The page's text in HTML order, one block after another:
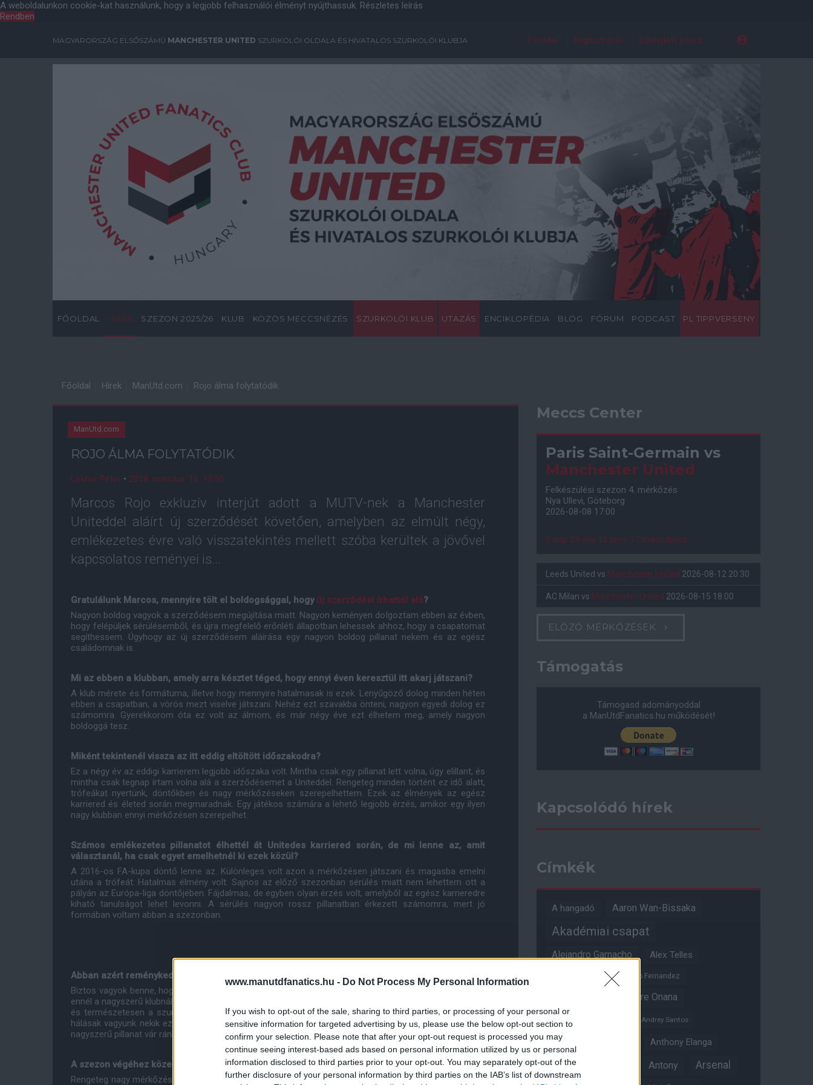
A weboldalunkon cookie-kat használunk, hogy a legjobb felhasználói élményt nyújthassuk. Részletes leírás
Rendben
www.manutdfanatics.hu - Do Not Process My Personal Information
If you wish to opt-out of the sale, sharing to third parties, or processing of your personal or
sensitive information for targeted advertising by us, please use the below opt-out section to
confirm your selection. Please note that after your opt-out request is processed you may
continue seeing interest-based ads based on personal information utilized by us or personal
information disclosed to third parties prior to your opt-out. You may separately opt-out of the
further disclosure of your personal information by third parties on the IAB’s list of downstream
MAGYARORSZÁG ELSŐSZÁMÚ MANCHESTER UNITED SZURKOLÓI OLDALA ÉS HIVATALOS SZURKOLÓI KLUBJA Főoldal Regisztráció Elfelejtett jelszó
FŐOLDAL HÍREK SZEZON 2025/26 KLUB KÖZÖS MECCSNÉZÉS SZURKOLÓI KLUB UTAZÁS ENCIKLOPÉDIA BLOG FÓRUM PODCAST PL TIPPVERSENY
Főoldal Hírek ManUtd.com Rojo álma folytatódik
ManUtd.com
ROJO ÁLMA FOLYTATÓDIK
Lakner Péter • 2018. március. 16. 15:50
Marcos Rojo exkluzív interjút adott a MUTV-nek a Manchester
Uniteddel aláírt új szerződését követően, amelyben az elmúlt négy,
emlékezetes évre való visszatekintés mellett szóba kerültek a jövővel
kapcsolatos reményei is...
Gratulálunk Marcos, mennyire tölt el boldogsággal, hogy új szerződést írhattál alá?
Nagyon boldog vagyok a szerződésem megújítása miatt. Nagyon keményen dolgoztam ebben az évben,
hogy felépüljek sérülésemből, és újra megfelelő erőnléti állapotban lehessek ahhoz, hogy a csapatomat
segíthessem. Úgyhogy az új szerződésem aláírása egy nagyon boldog pillanat nekem és az egész
családomnak is.
Mi az ebben a klubban, amely arra késztet téged, hogy ennyi éven keresztül itt akarj játszani?
A klub mérete és formátuma, illetve hogy mennyire hatalmasak is ezek. Lenyűgöző dolog minden héten
ebben a csapatban, a vörös mezt viselve játszani. Nehéz ezt szavakba önteni, nagyon egyedi dolog ez
számomra. Gyerekkorom óta ez volt az álmom, és már négy éve ezt élhetem meg, amely nagyon
boldoggá tesz.
Miként tekintenél vissza az itt eddig eltöltött időszakodra?
Ez a négy év az eddigi karrierem legjobb időszaka volt. Mintha csak egy pillanat lett volna, úgy elillant, és
mintha csak tegnap írtam volna alá a szerződésemet a Uniteddel. Rengeteg minden történt ez idő alatt,
trófeákat nyertünk, döntőkben és nagy mérkőzéseken szerepelhettem. Ezek az élmények az egész
karriered és életed során megmaradnak. Egy játékos számára a lehető legjobb érzés, amikor egy ilyen
nagy klubban ennyi mérkőzésen szerepelhet.
Számos emlékezetes pillanatot élhettél át Unitedes karriered során, de mi lenne az, amit
választanál, ha csak egyet emelhetnél ki ezek közül?
A 2016-os FA-kupa döntő lenne az. Különleges volt azon a mérkőzésen játszani és magasba emelni
utána a trófeát. Hatalmas élmény volt. Sajnos az előző szezonban sérülés miatt nem lehettem ott a
pályán az Európa-liga döntőjében. Fájdalmas, de egyben olyan érzés volt, amelyből az egész karrieredre
kiható tanulságot lehet levonni. A sérülés nagyon rossz pillanatban érkezett számomra, mert jó
formában voltam abban a szezonban.
Abban azért reménykedhetsz, hogy még számtalan hasonló élményben lehet részed...
Biztos vagyok benne, hogy lesz is. Ezért írtam alá az új szerződésemet, és ezért szeretnék továbbra is
ennél a nagyszerű klubnál játszani. Nagy hittel és önbizalommal rendelkezem a klubnál dolgozó emberek
és természetesen a szurkolók irányába is, akik folyamatosan a támogatásukról biztosítanak. Nagyon
hálásak vagyunk nekik ezért. Egyértelműen meg vagyok róla győződve, hogy még számtalan trófea és
nagyszerű pillanat vár ránk az itt töltendő időm alatt.
A szezon végéhez közeledve mennyire szeretnél már újra a pályán lenni?
Rengeteg nagy mérkőzés vár még ránk. Alig várom, hogy újra 100 százalékos erőnléti állapotba kerüljek
Meccs Center
Paris Saint-Germain vs
Manchester United
Felkészülési szezon 4. mérkőzés
Nya Ullevi, Göteborg
2026-08-08 17:00
0 nap 23 óra 12 perc 16 másodperc
Leeds United vs Manchester United 2026-08-12 20:30
AC Milan vs Manchester United 2026-08-15 18:00
ELŐZŐ MÉRKŐZÉSEK
Támogatás
Támogasd adományoddal
a ManUtdFanatics.hu működését!
Kapcsolódó hírek
Címkék
A hangadó Aaron Wan-Bissaka
Akadémiai csapat
Alejandro Garnacho Alex Telles
Alvaro Fernandez
Andre Onana
Andreas Pereira
Andrey Santos
Angol válogatott Anthony Elanga
Anthony Martial Antony Arsenal